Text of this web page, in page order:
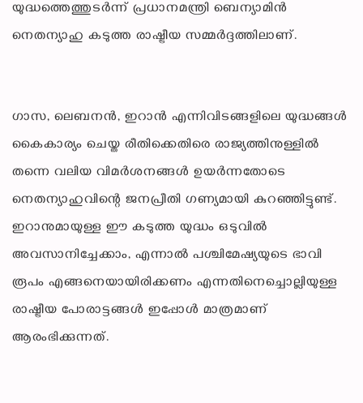
യുദ്ധത്തെത്തുടർന്ന് പ്രധാനമന്ത്രി ബെന്യാമിൻ
നെതന്യാഹു കടുത്ത രാഷ്ട്രീയ സമ്മർദ്ദത്തിലാണ്.
ഗാസ, ലെബനൻ, ഇറാൻ എന്നിവിടങ്ങളിലെ യുദ്ധങ്ങൾ
കൈകാര്യം ചെയ്ത രീതിക്കെതിരെ രാജ്യത്തിനുള്ളിൽ
തന്നെ വലിയ വിമർശനങ്ങൾ ഉയർന്നതോടെ
നെതന്യാഹുവിന്റെ ജനപ്രീതി ഗണ്യമായി കുറഞ്ഞിട്ടുണ്ട്.
ഇറാനുമായുള്ള ഈ കടുത്ത യുദ്ധം ഒടുവിൽ
അവസാനിച്ചേക്കാം, എന്നാൽ പശ്ചിമേഷ്യയുടെ ഭാവി
രൂപം എങ്ങനെയായിരിക്കണം എന്നതിനെച്ചൊല്ലിയുള്ള
രാഷ്ട്രീയ പോരാട്ടങ്ങൾ ഇപ്പോൾ മാത്രമാണ്
ആരംഭിക്കുന്നത്.